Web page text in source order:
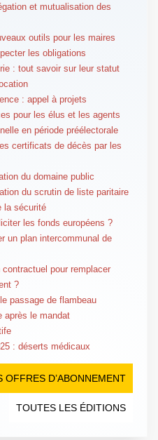
et mutualisation des
outils pour les maires
les obligations
: tout savoir sur leur statut
: appel à projets
pour les élus et les agents
en période préélectorale
certificats de décès par les
du domaine public
du scrutin de liste paritaire
la sécurité
les fonds européens ?
un plan intercommunal de
pour remplacer
?
passage de flambeau
après le mandat
: déserts médicaux
OFFRES D’ABONNEMENT
TOUTES LES ÉDITIONS